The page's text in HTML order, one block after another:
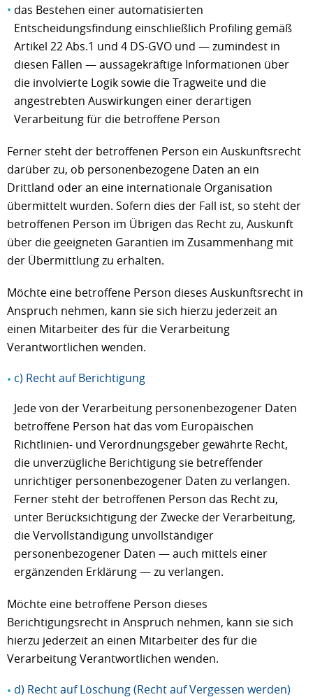
das Bestehen einer automatisierten
Entscheidungsfindung einschließlich Profiling gemäß
Artikel 22 Abs.1 und 4 DS-GVO und — zumindest in
diesen Fällen — aussagekräftige Informationen über
die involvierte Logik sowie die Tragweite und die
angestrebten Auswirkungen einer derartigen
Verarbeitung für die betroffene Person
Ferner steht der betroffenen Person ein Auskunftsrecht
darüber zu, ob personenbezogene Daten an ein
Drittland oder an eine internationale Organisation
übermittelt wurden. Sofern dies der Fall ist, so steht der
betroffenen Person im Übrigen das Recht zu, Auskunft
über die geeigneten Garantien im Zusammenhang mit
der Übermittlung zu erhalten.
Möchte eine betroffene Person dieses Auskunftsrecht in
Anspruch nehmen, kann sie sich hierzu jederzeit an
einen Mitarbeiter des für die Verarbeitung
Verantwortlichen wenden.
c) Recht auf Berichtigung
Jede von der Verarbeitung personenbezogener Daten
betroffene Person hat das vom Europäischen
Richtlinien- und Verordnungsgeber gewährte Recht,
die unverzügliche Berichtigung sie betreffender
unrichtiger personenbezogener Daten zu verlangen.
Ferner steht der betroffenen Person das Recht zu,
unter Berücksichtigung der Zwecke der Verarbeitung,
die Vervollständigung unvollständiger
personenbezogener Daten — auch mittels einer
ergänzenden Erklärung — zu verlangen.
Möchte eine betroffene Person dieses
Berichtigungsrecht in Anspruch nehmen, kann sie sich
hierzu jederzeit an einen Mitarbeiter des für die
Verarbeitung Verantwortlichen wenden.
d) Recht auf Löschung (Recht auf Vergessen werden)